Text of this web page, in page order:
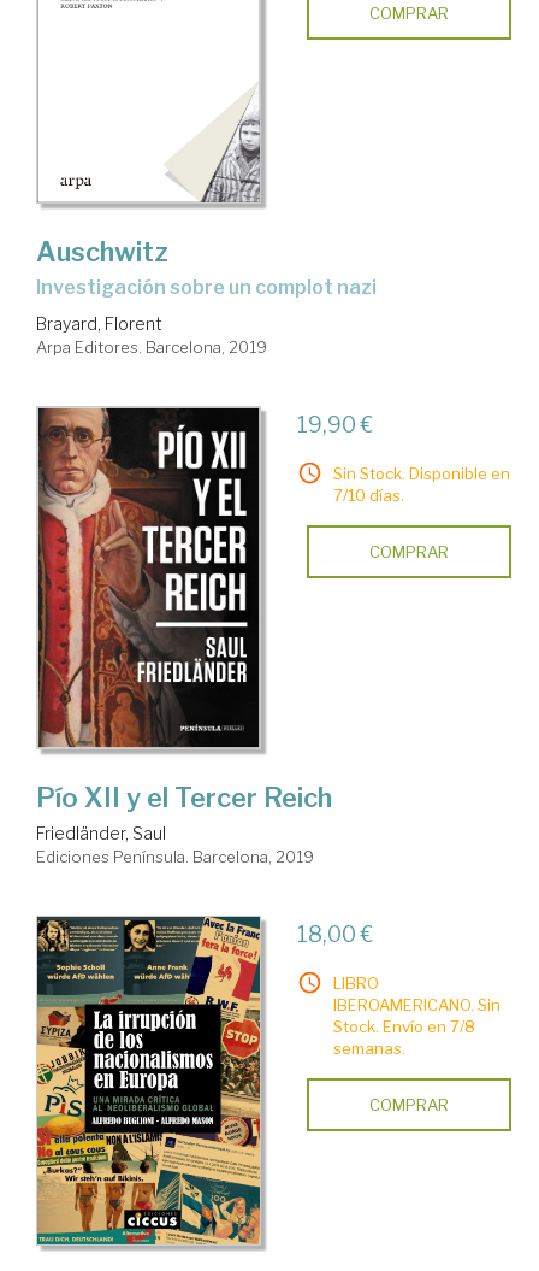
COMPRAR
Auschwitz
Investigación sobre un complot nazi
Brayard, Florent
Arpa Editores. Barcelona, 2019
19,90 €
Sin Stock. Disponible en
7/10 días.
COMPRAR
Pío XII y el Tercer Reich
Friedländer, Saul
Ediciones Península. Barcelona, 2019
18,00 €
LIBRO
IBEROAMERICANO. Sin
Stock. Envío en 7/8
semanas.
COMPRAR